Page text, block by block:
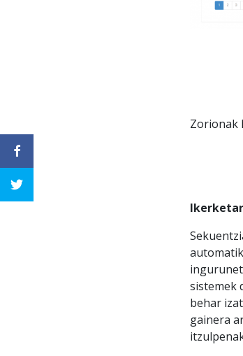
Zorionak
sistemek
behar
gainera